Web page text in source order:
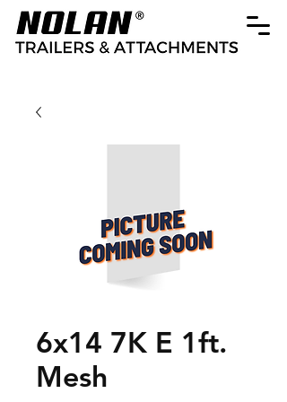
6x14 7K E 1ft.
Mesh